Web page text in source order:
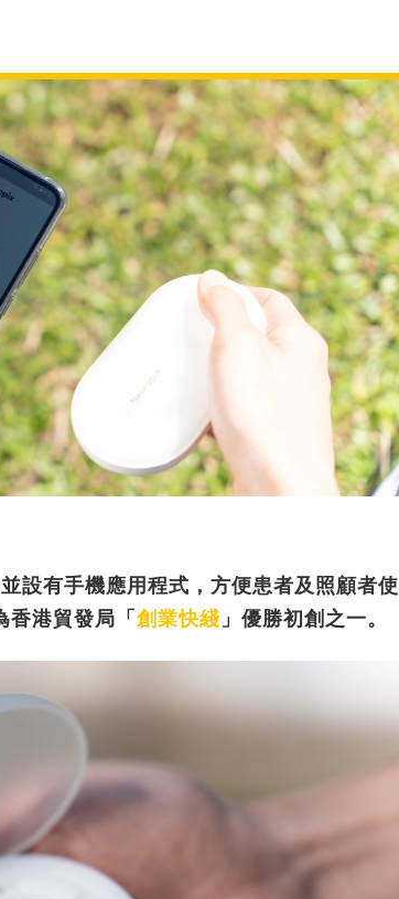
設有手機應用程式，方便患者及照顧者使
香港貿發局「 創業快綫 」優勝初創之一。